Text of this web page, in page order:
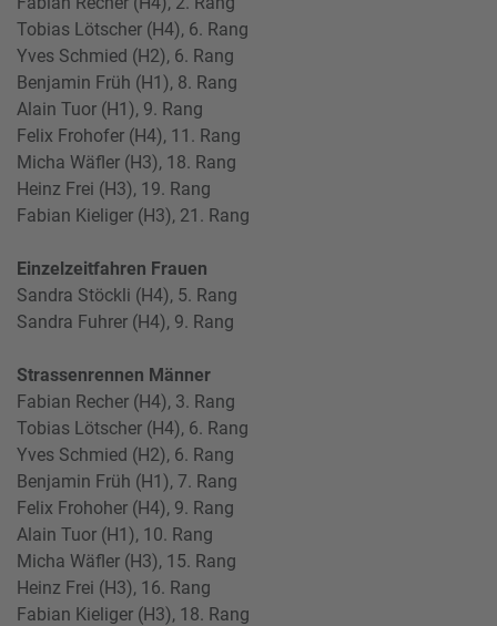
Tobias Lötscher (H4), 6. Rang
Yves Schmied (H2), 6. Rang
Benjamin Früh (H1), 8. Rang
Alain Tuor (H1), 9. Rang
Felix Frohofer (H4), 11. Rang
Micha Wäfler (H3), 18. Rang
Heinz Frei (H3), 19. Rang
Fabian Kieliger (H3), 21. Rang
Einzelzeitfahren Frauen
Sandra Stöckli (H4), 5. Rang
Sandra Fuhrer (H4), 9. Rang
Strassenrennen Männer
Fabian Recher (H4), 3. Rang
Tobias Lötscher (H4), 6. Rang
Yves Schmied (H2), 6. Rang
Benjamin Früh (H1), 7. Rang
Felix Frohoher (H4), 9. Rang
Alain Tuor (H1), 10. Rang
Micha Wäfler (H3), 15. Rang
Heinz Frei (H3), 16. Rang
Fabian Kieliger (H3), 18. Rang